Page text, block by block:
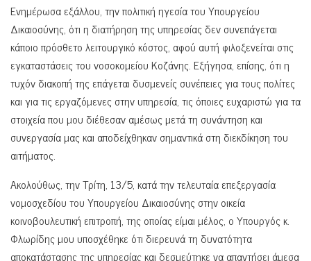
Ενημέρωσα εξάλλου, την πολιτική ηγεσία του Υπουργείου
Δικαιοσύνης, ότι η διατήρηση της υπηρεσίας δεν συνεπάγεται
κάποιο πρόσθετο λειτουργικό κόστος, αφού αυτή φιλοξενείται στις
εγκαταστάσεις του νοσοκομείου Κοζάνης. Εξήγησα, επίσης, ότι η
τυχόν διακοπή της επάγεται δυσμενείς συνέπειες για τους πολίτες
και για τις εργαζόμενες στην υπηρεσία, τις όποιες ευχαριστώ για τα
στοιχεία που μου διέθεσαν αμέσως μετά τη συνάντηση και
συνεργασία μας και αποδείχθηκαν σημαντικά στη διεκδίκηση του
αιτήματος.
Ακολούθως, την Τρίτη, 13/5, κατά την τελευταία επεξεργασία
νομοσχεδίου του Υπουργείου Δικαιοσύνης στην οικεία
κοινοβουλευτική επιτροπή, της οποίας είμαι μέλος, ο Υπουργός κ.
Φλωρίδης μου υποσχέθηκε ότι διερευνά τη δυνατότητα
αποκατάστασης της υπηρεσίας και δεσμεύτηκε να απαντήσει άμεσα